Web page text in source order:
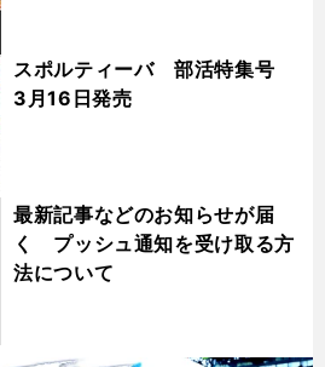
スポルティーバ 部活特集号
3月16日発売
最新記事などのお知らせが届
く プッシュ通知を受け取る方
法について